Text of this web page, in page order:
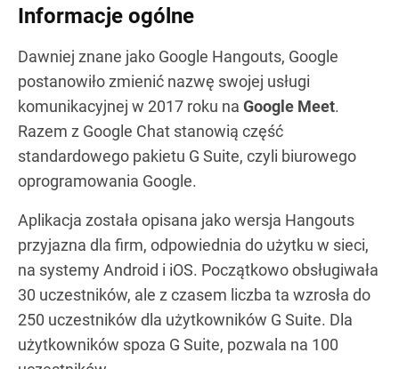
Informacje ogólne
Dawniej znane jako Google Hangouts, Google
postanowiło zmienić nazwę swojej usługi
komunikacyjnej w 2017 roku na Google Meet.
Razem z Google Chat stanowią część
standardowego pakietu G Suite, czyli biurowego
oprogramowania Google.
Aplikacja została opisana jako wersja Hangouts
przyjazna dla firm, odpowiednia do użytku w sieci,
na systemy Android i iOS. Początkowo obsługiwała
30 uczestników, ale z czasem liczba ta wzrosła do
250 uczestników dla użytkowników G Suite. Dla
użytkowników spoza G Suite, pozwala na 100